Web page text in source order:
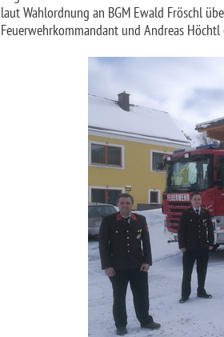
laut Wahlordnung an BGM Ewald Fröschl
Feuerwehrkommandant und Andreas